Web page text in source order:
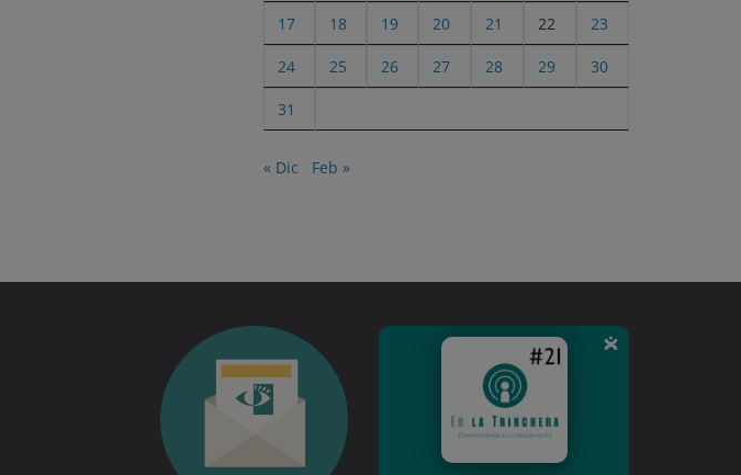
17 18 19 20 21 22 23
24 25 26 27 28 29 30
31
« Dic Feb »